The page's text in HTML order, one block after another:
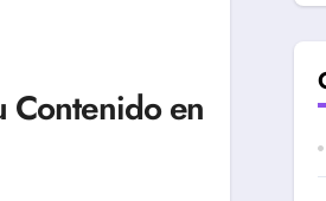
Contenido en